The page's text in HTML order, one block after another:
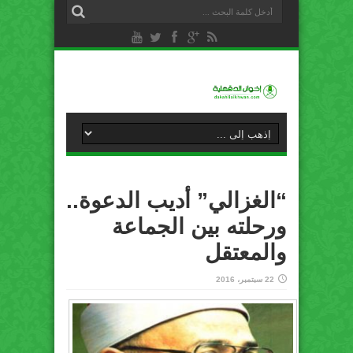
“الغزالي” أديب الدعوة..
ورحلته بين الجماعة
والمعتقل
22 سبتمبر، 2016